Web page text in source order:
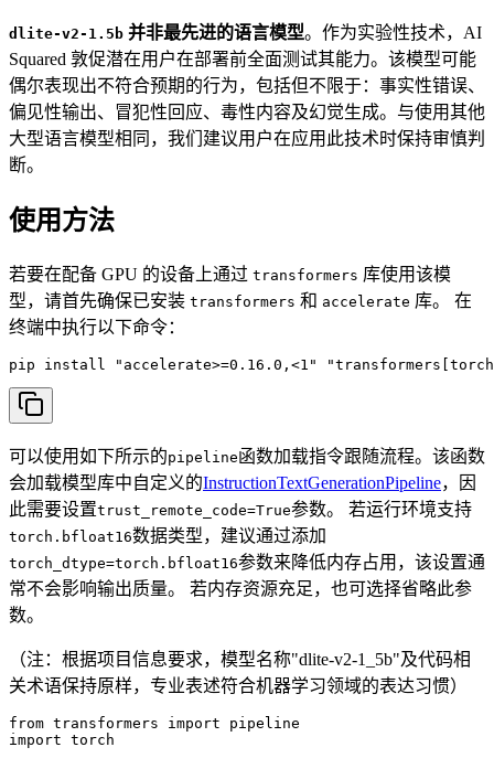
dlite-v2-1.5b 并非最先进的语言模型。作为实验性技术，AI
Squared 敦促潜在用户在部署前全面测试其能力。该模型可能
偶尔表现出不符合预期的行为，包括但不限于：事实性错误、
偏见性输出、冒犯性回应、毒性内容及幻觉生成。与使用其他
大型语言模型相同，我们建议用户在应用此技术时保持审慎判
断。
使用方法
若要在配备 GPU 的设备上通过 transformers 库使用该模
型，请首先确保已安装 transformers 和 accelerate 库。 在
终端中执行以下命令：
pip install "accelerate>=0.16.0,<1"
可以使用如下所示的pipeline函数加载指令跟随流程。该函数
会加载模型库中自定义的InstructionTextGenerationPipeline，因
此需要设置trust_remote_code=True参数。 若运行环境支持
torch.bfloat16数据类型，建议通过添加
torch_dtype=torch.bfloat16参数来降低内存占用，该设置通
常不会影响输出质量。 若内存资源充足，也可选择省略此参
数。
（注：根据项目信息要求，模型名称"dlite-v2-1_5b"及代码相
关术语保持原样，专业表述符合机器学习领域的表达习惯）
from transformers import pipeline
import torch